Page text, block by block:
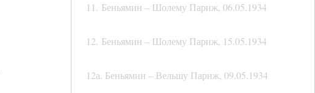
11. Беньямин – Шолему Париж, 06.05.1934
12. Беньямин – Шолему Париж, 15.05.1934
12а. Беньямин – Вельшу Париж, 09.05.1934